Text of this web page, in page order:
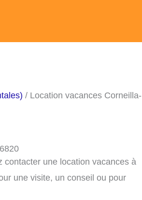
/ Location vacances Corneilla-
contacter une location vacances à
une visite, un conseil ou pour